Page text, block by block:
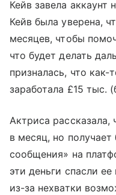
Кейв завела аккаунт
Кейв была уверена,
месяцев, чтобы
что будет делать
призналась, что как-
заработала £15 тыс.
Актриса рассказала,
в месяц, но
сообщения» на
эти деньги спасли
из-за нехватки